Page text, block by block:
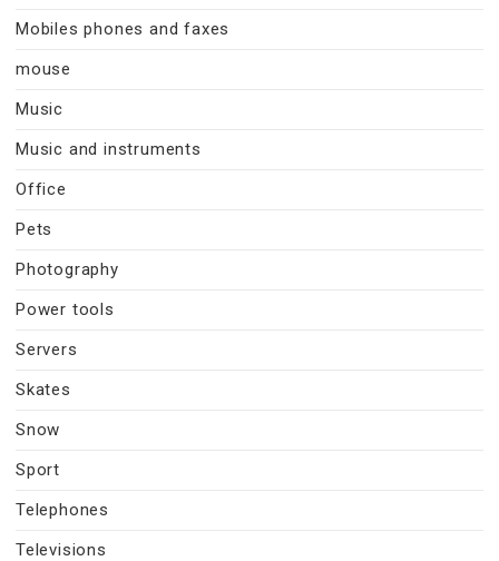
Mobiles phones and faxes
mouse
Music
Music and instruments
Office
Pets
Photography
Power tools
Servers
Skates
Snow
Sport
Telephones
Televisions